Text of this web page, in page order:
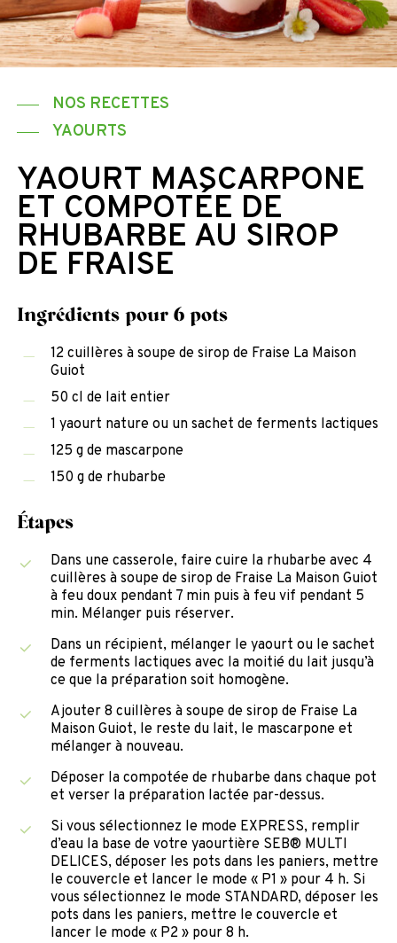
NOS RECETTES
YAOURTS
YAOURT MASCARPONE
ET COMPOTÉE DE
RHUBARBE AU SIROP
DE FRAISE
Ingrédients pour 6 pots
12 cuillères à soupe de sirop de Fraise La Maison
Guiot
50 cl de lait entier
1 yaourt nature ou un sachet de ferments lactiques
125 g de mascarpone
150 g de rhubarbe
Étapes
Dans une casserole, faire cuire la rhubarbe avec 4
cuillères à soupe de sirop de Fraise La Maison Guiot
à feu doux pendant 7 min puis à feu vif pendant 5
min. Mélanger puis réserver.
Dans un récipient, mélanger le yaourt ou le sachet
de ferments lactiques avec la moitié du lait jusqu’à
ce que la préparation soit homogène.
Ajouter 8 cuillères à soupe de sirop de Fraise La
Maison Guiot, le reste du lait, le mascarpone et
mélanger à nouveau.
Déposer la compotée de rhubarbe dans chaque pot
et verser la préparation lactée par-dessus.
Si vous sélectionnez le mode EXPRESS, remplir
d’eau la base de votre yaourtière SEB® MULTI
DELICES, déposer les pots dans les paniers, mettre
le couvercle et lancer le mode « P1 » pour 4 h. Si
vous sélectionnez le mode STANDARD, déposer les
pots dans les paniers, mettre le couvercle et
lancer le mode « P2 » pour 8 h.